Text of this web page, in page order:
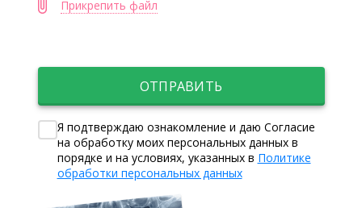
Прикрепить файл
ОТПРАВИТЬ
Я подтверждаю ознакомление и даю Согласие
на обработку моих персональных данных в
порядке и на условиях, указанных в Политике
обработки персональных данных